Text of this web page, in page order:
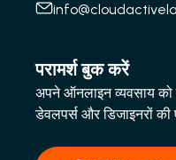
परामर्श बुक करें
अपने ऑनलाइन व्यवसाय को
डेवलपर्स और डिजाइनरों